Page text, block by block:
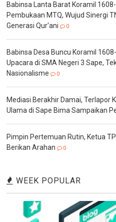
Babinsa Lanta Barat Koramil
Pembukaan MTQ, Wujud Sinergi
Generasi Qur'ani
0
Babinsa Desa Buncu Koramil
Upacara di SMA Negeri 3 Sape,
Nasionalisme
0
Mediasi Berakhir Damai, Terlapor
Ulama di Sape Bima Sampaikan
Pimpin Pertemuan Rutin, Ketua
Berikan Arahan
0
WEEK POPULAR